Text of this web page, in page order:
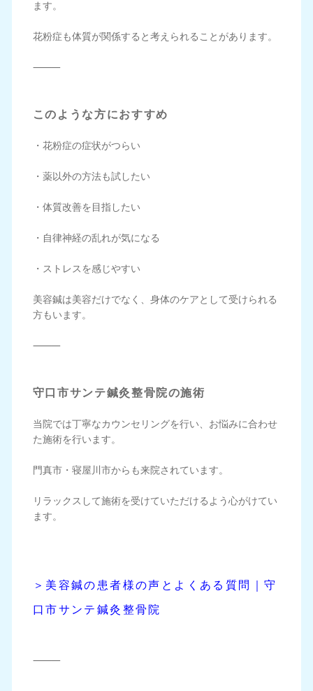
ます。
花粉症も体質が関係すると考えられることがあります。
⸻
このような方におすすめ
・花粉症の症状がつらい
・薬以外の方法も試したい
・体質改善を目指したい
・自律神経の乱れが気になる
・ストレスを感じやすい
美容鍼は美容だけでなく、身体のケアとして受けられる
方もいます。
⸻
守口市サンテ鍼灸整骨院の施術
当院では丁寧なカウンセリングを行い、お悩みに合わせ
た施術を行います。
門真市・寝屋川市からも来院されています。
リラックスして施術を受けていただけるよう心がけてい
ます。
＞ 美容鍼の患者様の声とよくある質問｜守
口市サンテ鍼灸整骨院
⸻